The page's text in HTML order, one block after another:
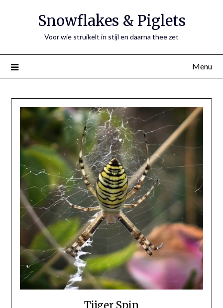
Snowflakes & Piglets
Voor wie struikelt in stijl en daarna thee zet
Menu
Tijger Spin